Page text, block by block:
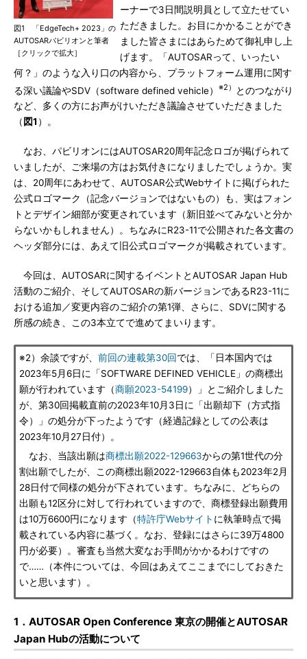
図1 「EdgeTech+ 2023」の
AUTOSARパビリオンと筆者
［クリックで拡大］
ーナーで3日間説明員として立たせてい
ただきました。お目にかかることができ
ました皆さまにはあらためて御礼申し上
げます。「AUTOSARって、いったい
何？」のような入り口の内容から、プラットフォーム運用に関す
る深い議論やSDV（software defined vehicle） ※2）
とのつながり
など、多くの方にお声がけいただき議論させていただきました
（ 図1 ）。
なお、パビリオンにはAUTOSAR20周年記念ロゴが掲げられて
いましたが、ご来場の方はお気付きになりましたでしょうか。実
は、20周年にあわせて、AUTOSAR公式Webサイトに掲げられた
公式ロゴマーク（記念バージョンではないもの）も、実はフォン
トとデザイン細部が変更されています（新旧並べてみないと分か
らないかもしれません）。ちなみにR23-11で公開された各文書の
ヘッダ部分には、あえて旧公式ロゴマークが掲載されています。
今回は、AUTOSARに関するイベントとAUTOSAR Japan Hub
活動のご紹介、そしてAUTOSARの新バージョンであるR23-11に
おける追加／変更内容のご紹介の第1弾、さらに、SDVに関する
所感の続き、この3本立てで進めてまいります。
※2）余談ですが、 前回の連載第30回では、「日本国内では
2023年5月6日に「SOFTWARE DEFINED VEHICLE」の商標出
願が行われています（商願2023-54199）」とご紹介しました
が、第30回掲載直前の2023年10月3日に「出願却下（方式指
令）」の処分が下ったようです（経過記録としての公表は
2023年10月27日付）。
なお、当該出願は商標出願2022-129663からの第1世代の分
割出願でしたが、この商標出願2022-129663自体も2023年2月
28日付で同様の処分が下されています。ちなみに、どちらの
出願も12区分に対して行われていますので、商標登録出願費用
は10万6600円になります（特許庁Webサイト に執筆時点で掲
載されている内容に基づく。なお、登録にはさらに39万4800
円が必要）。審査も当然大変なお手間がかかるわけですの
で……（本件については、今回はあえてここまでにしておきた
いと思います）。
1．AUTOSAR Open Conference 東京の開催とAUTOSAR
Japan Hubの活動について